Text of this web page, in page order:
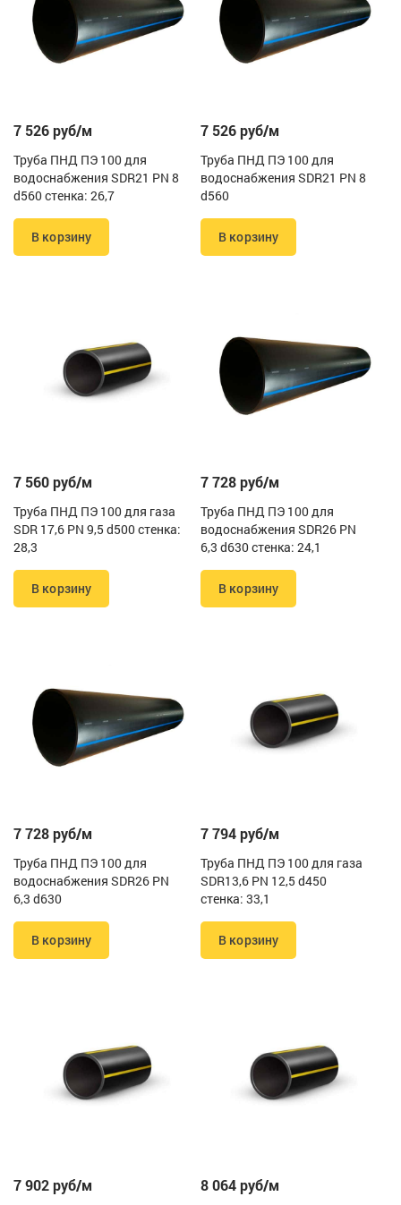
7 526 руб/м
Труба ПНД ПЭ 100 для
водоснабжения SDR21 PN 8
d560 стенка: 26,7
В корзину
7 526 руб/м
Труба ПНД ПЭ 100 для
водоснабжения SDR21 PN 8
d560
В корзину
7 560 руб/м
Труба ПНД ПЭ 100 для газа
SDR 17,6 PN 9,5 d500 стенка:
28,3
В корзину
7 728 руб/м
Труба ПНД ПЭ 100 для
водоснабжения SDR26 PN
6,3 d630 стенка: 24,1
В корзину
7 728 руб/м
Труба ПНД ПЭ 100 для
водоснабжения SDR26 PN
6,3 d630
В корзину
7 794 руб/м
Труба ПНД ПЭ 100 для газа
SDR13,6 PN 12,5 d450
стенка: 33,1
В корзину
7 902 руб/м 8 064 руб/м